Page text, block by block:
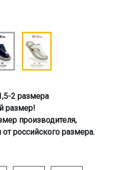
2 размера
размер!
производителя,
российского размера.